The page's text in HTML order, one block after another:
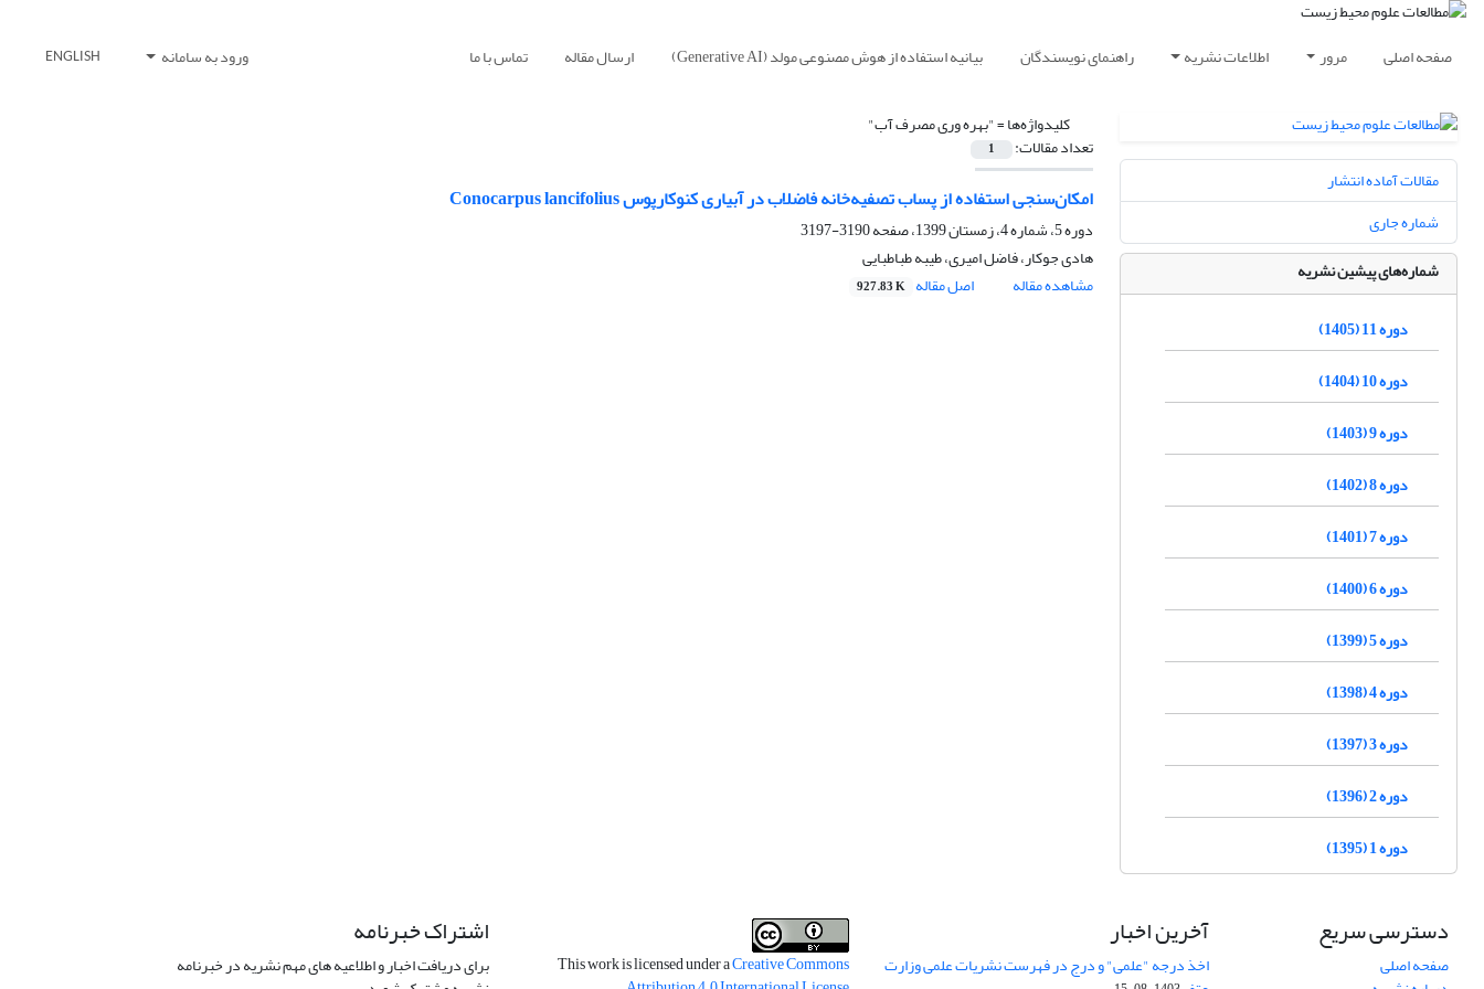
صفحه اصلی مرور اطلاعات نشریه راهنمای نویسندگان بیانیه استفاده از هوش مصنوعی مولد (Generative AI) ارسال مقاله تماس با ما ورود به سامانه ENGLISH
کلیدواژه‌ها ="بهره وری مصرف آب"
تعداد مقالات: 1
امکان‌سنجی استفاده از پساب تصفیه‌خانه فاضلاب در آبیاری کنوکارپوس Conocarpus lancifolius
دوره 5، شماره 4، زمستان 1399، صفحه
3190-3197
هادی جوکار، فاضل امیری، طیبه طباطبایی
مشاهده مقاله
اصل مقاله 927.83 K
مقالات آماده انتشار
شماره جاری
شماره‌های پیشین نشریه
دوره 11 (1405)
دوره 10 (1404)
دوره 9 (1403)
دوره 8 (1402)
دوره 7 (1401)
دوره 6 (1400)
دوره 5 (1399)
دوره 4 (1398)
دوره 3 (1397)
دوره 2 (1396)
دوره 1 (1395)
دسترسی سریع
صفحه اصلی
آخرین اخبار
اخذ درجه "علمی" و درج در فهرست نشریات علمی وزارت This work is licensed under aCreative Commons
اشتراک خبرنامه
برای دریافت اخبار و اطلاعیه های مهم نشریه در خبرنامه